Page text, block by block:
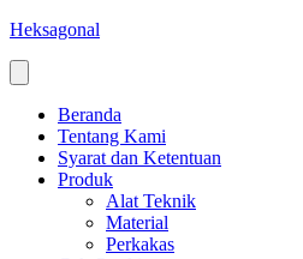
Heksagonal
Beranda
Tentang Kami
Syarat dan Ketentuan
Produk
Alat Teknik
Material
Perkakas